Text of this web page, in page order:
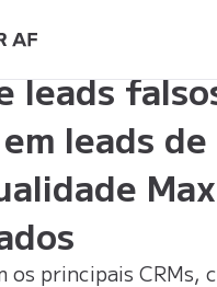
leads
leads de
os principais CRMs,